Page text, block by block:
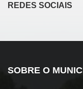
REDES SOCIAIS
SOBRE O